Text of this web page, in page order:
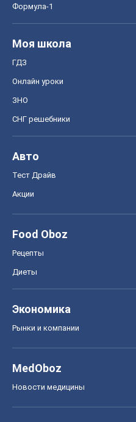
Формула-1
Моя школа
ГДЗ
Онлайн уроки
ЗНО
СНГ решебники
Авто
Тест Драйв
Акции
Food Oboz
Рецепты
Диеты
Экономика
Рынки и компании
MedOboz
Новости медицины